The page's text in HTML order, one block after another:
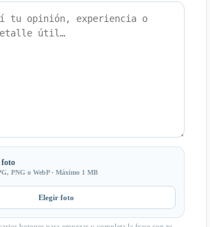
foto
PNG o WebP · Máximo 1 MB
Elegir foto